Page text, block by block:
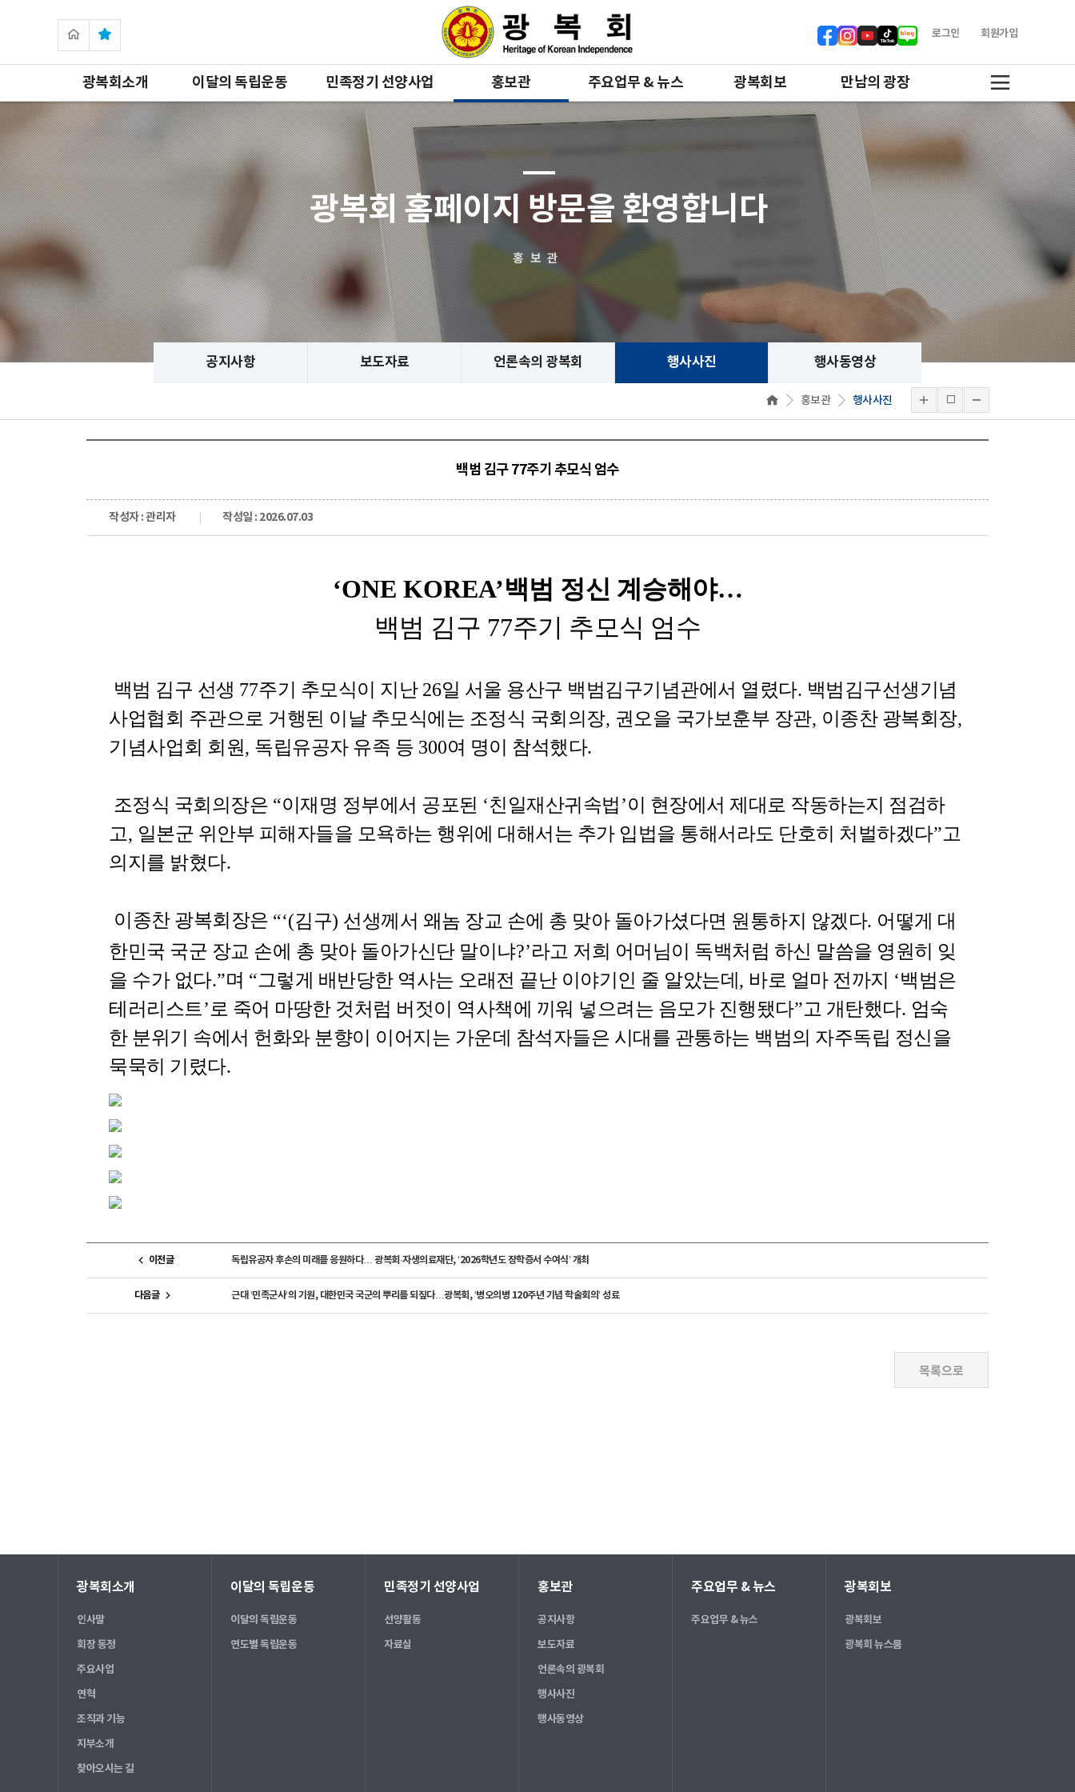
로그인 회원가입
광복회소개 이달의 독립운동 민족정기 선양사업 홍보관 주요업무 & 뉴스 광복회보 만남의 광장
광복회 홈페이지 방문을 환영합니다
홍보관
공지사항 보도자료 언론속의 광복회 행사사진 행사동영상
홍보관 행사사진
백범 김구 77주기 추모식 엄수
작성자 : 관리자 작성일 : 2026.07.03
‘ONE KOREA’백범 정신 계승해야…
백범 김구 77주기 추모식 엄수
백범 김구 선생 77주기 추모식이 지난 26일 서울 용산구 백범김구기념관에서 열렸다. 백범김구선생기념
사업협회 주관으로 거행된 이날 추모식에는 조정식 국회의장, 권오을 국가보훈부 장관, 이종찬 광복회장,
기념사업회 회원, 독립유공자 유족 등 300여 명이 참석했다.
조정식 국회의장은 “이재명 정부에서 공포된 ‘친일재산귀속법’이 현장에서 제대로 작동하는지 점검하
고, 일본군 위안부 피해자들을 모욕하는 행위에 대해서는 추가 입법을 통해서라도 단호히 처벌하겠다”고
의지를 밝혔다.
이종찬 광복회장은 “‘(김구) 선생께서 왜놈 장교 손에 총 맞아 돌아가셨다면 원통하지 않겠다. 어떻게 대
한민국 국군 장교 손에 총 맞아 돌아가신단 말이냐?’라고 저희 어머님이 독백처럼 하신 말씀을 영원히 잊
을 수가 없다.”며 “그렇게 배반당한 역사는 오래전 끝난 이야기인 줄 알았는데 , 바로 얼마 전까지 ‘백범은
테러리스트’ 로 죽어 마땅한 것처럼 버젓이 역사책에 끼워 넣으려는 음모가 진행됐다”고 개탄했다. 엄숙
한 분위기 속에서 헌화와 분향이 이어지는 가운데 참석자들은 시대를 관통하는 백범의 자주독립 정신을
묵묵히 기렸다.
이전글 독립유공자 후손의 미래를 응원하다… 광복회·자생의료재단, ‘2026학년도 장학증서 수여식’ 개최
다음글 근대 ‘민족군사’의 기원, 대한민국 국군의 뿌리를 되짚다…광복회, ‘병오의병 120주년 기념 학술회의’ 성료
광복회소개
인사말
회장 동정
주요사업
연혁
조직과 기능
지부소개
찾아오시는 길
이달의 독립운동
이달의 독립운동
연도별 독립운동
민족정기 선양사업
선양활동
자료실
홍보관
공지사항
보도자료
언론속의 광복회
행사사진
행사동영상
주요업무 & 뉴스
주요업무 & 뉴스
광복회보
광복회보
광복회 뉴스룸